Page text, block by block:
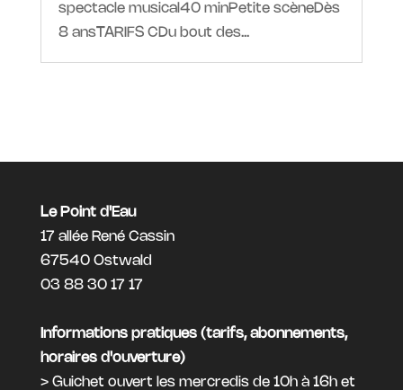
spectacle musical40 minPetite scèneDès
8 ansTARIFS CDu bout des...
Le Point d'Eau
17 allée René Cassin
67540 Ostwald
03 88 30 17 17
Informations pratiques (tarifs, abonnements,
horaires d'ouverture)
> Guichet ouvert les mercredis de 10h à 16h et